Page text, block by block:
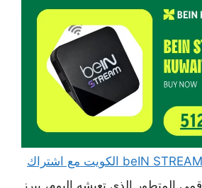
المتطور الذي تعيشه اليوم، يبرز